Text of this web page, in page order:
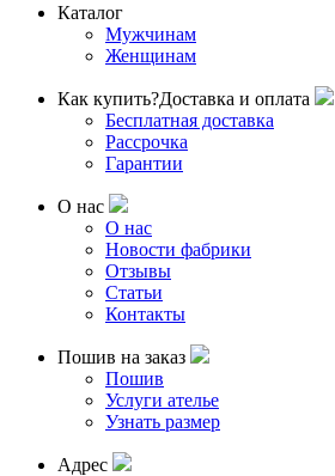
Каталог
Мужчинам
Женщинам
Как купить?Доставка и оплата
Бесплатная доставка
Рассрочка
Гарантии
О нас
О нас
Новости фабрики
Отзывы
Статьи
Контакты
Пошив на заказ
Пошив
Услуги ателье
Узнать размер
Адрес